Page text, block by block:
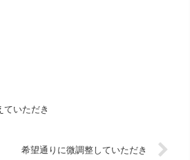
ていただき
希望通りに微調整していただき